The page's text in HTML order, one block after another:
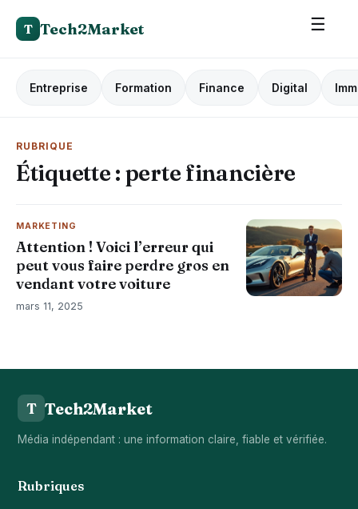
T Tech2Market ☰
Entreprise Formation Finance Digital
RUBRIQUE
Étiquette : perte financière
MARKETING
Attention ! Voici l’erreur qui
peut vous faire perdre gros en
vendant votre voiture
mars 11, 2025
T Tech2Market
Média indépendant : une information claire, fiable et vérifiée.
Rubriques